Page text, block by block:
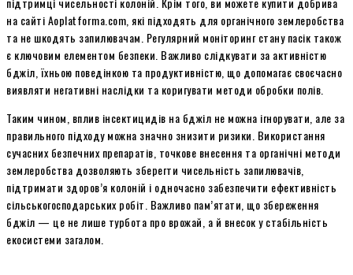
на сайті Aoplatforma.com, які підходять для органічного землеробства
та не шкодять запилювачам. Регулярний моніторинг стану пасік також
є ключовим елементом безпеки. Важливо слідкувати за активністю
бджіл, їхньою поведінкою та продуктивністю, що допомагає своєчасно
виявляти негативні наслідки та коригувати методи обробки полів.
Таким чином, вплив інсектицидів на бджіл не можна ігнорувати, але за
правильного підходу можна значно знизити ризики. Використання
сучасних безпечних препаратів, точкове внесення та органічні методи
землеробства дозволяють зберегти чисельність запилювачів,
підтримати здоров’я колоній і одночасно забезпечити ефективність
сільськогосподарських робіт. Важливо пам’ятати, що збереження
бджіл — це не лише турбота про врожай, а й внесок у стабільність
екосистеми загалом.